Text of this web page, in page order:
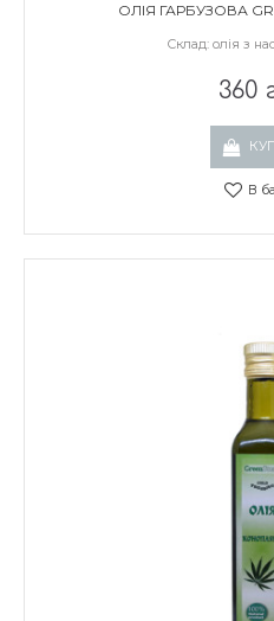
ОЛІЯ ГАРБУЗОВА
Склад: олія з
360
В